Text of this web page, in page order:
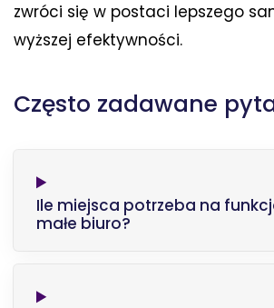
zwróci się w postaci lepszego
wyższej efektywności.
Często zadawane
Ile miejsca potrzeba na
małe biuro?